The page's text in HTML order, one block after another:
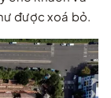
được xoá bỏ.